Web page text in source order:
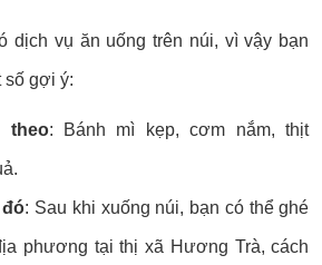
dịch vụ ăn uống trên núi, vì vậy bạn
số gợi ý:
theo: Bánh mì kẹp, cơm nắm, thịt
: Sau khi xuống núi, bạn có thể ghé
phương tại thị xã Hương Trà, cách